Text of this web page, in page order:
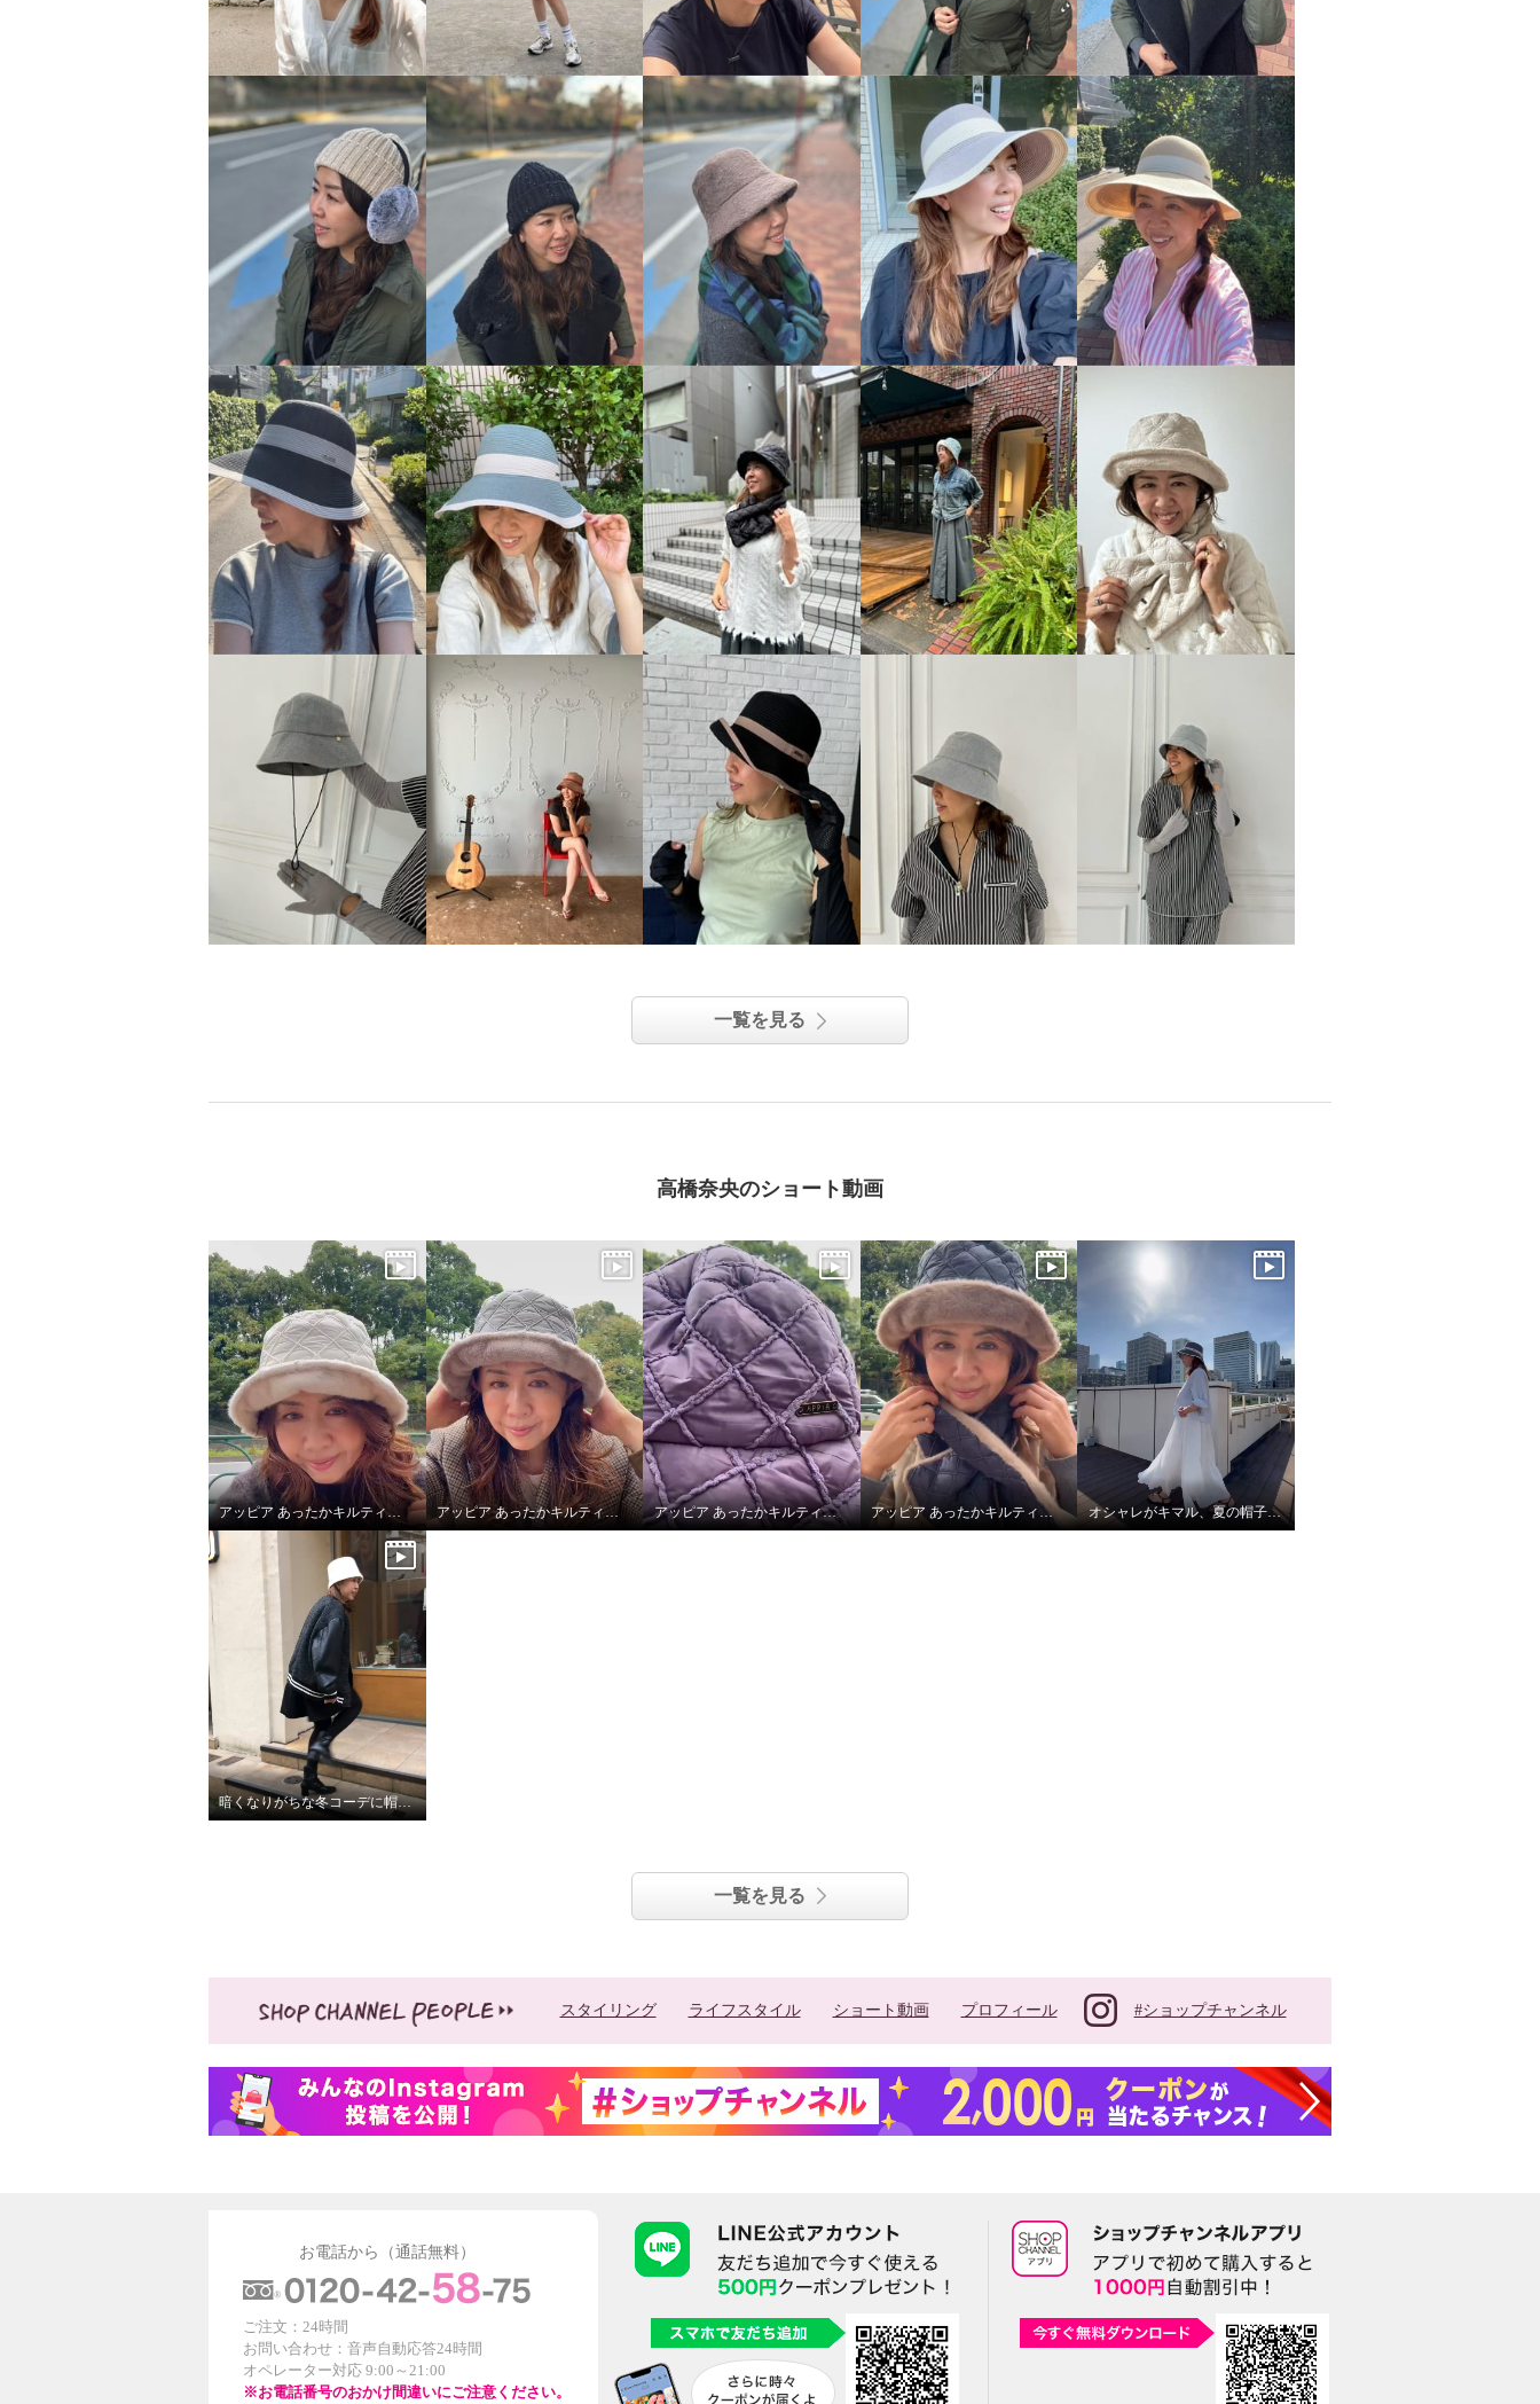
一覧を見る
高橋奈央のショート動画
アッピア あったかキルティング あったかキルティング ハット＆マフラーセット アッピア あったかキルティング あったかキルティング ハット＆マフラーセット アッピア あったかキルティング あったかキルティング ハット＆マフラーセット アッピア あったかキルティング あったかキルティング ハット＆マフラーセット オシャレがキマル、夏の帽子コーデ
暗くなりがちな冬コーデに帽子で華やぎをプラス
一覧を見る
スタイリング ライフスタイル ショート動画 プロフィール #ショップチャンネル
お電話から（通話無料）
ご注文：24時間
お問い合わせ：音声自動応答24時間
オペレーター対応 9:00～21:00
※お電話番号のおかけ間違いにご注意ください。